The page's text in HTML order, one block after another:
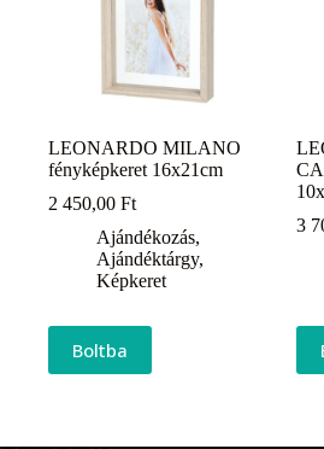
LEONARDO MILANO
fényképkeret 16x21cm
2 450,00 Ft
Ajándékozás,
Ajándéktárgy,
Képkeret
Boltba
3